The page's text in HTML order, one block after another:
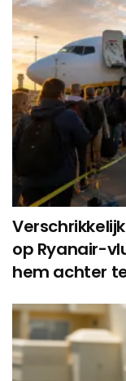
op Ryanair-
hem achter